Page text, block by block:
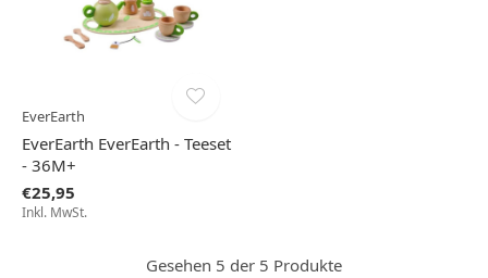
EverEarth
EverEarth EverEarth - Teeset
- 36M+
€25,95
Inkl. MwSt.
Gesehen 5 der 5 Produkte